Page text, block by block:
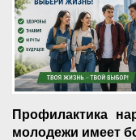
Профилактика
молодежи имеет